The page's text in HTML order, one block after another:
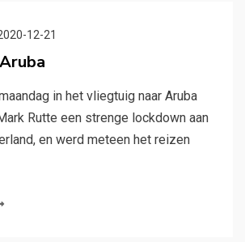
12-21
in het vliegtuig naar Aruba
Rutte een strenge lockdown aan
en werd meteen het reizen